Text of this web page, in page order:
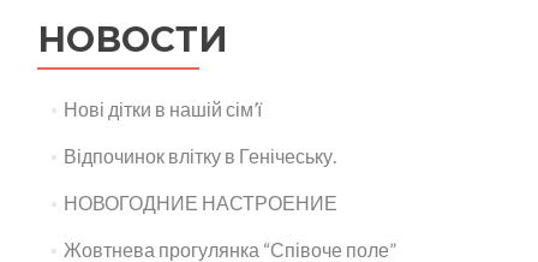
НОВОСТИ
Нові дітки в нашій сім’ї
Відпочинок влітку в Генічеську.
НОВОГОДНИЕ НАСТРОЕНИЕ
Жовтнева прогулянка “Співоче поле”